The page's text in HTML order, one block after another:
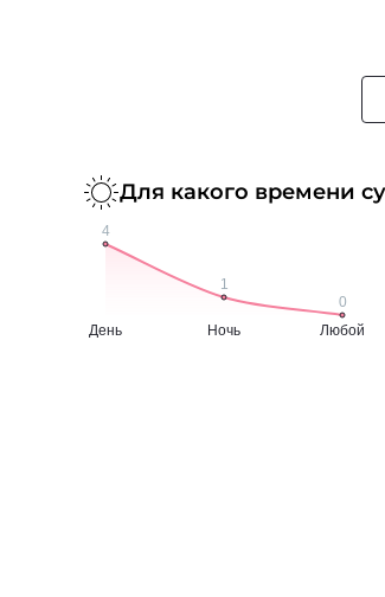
Для какого времени